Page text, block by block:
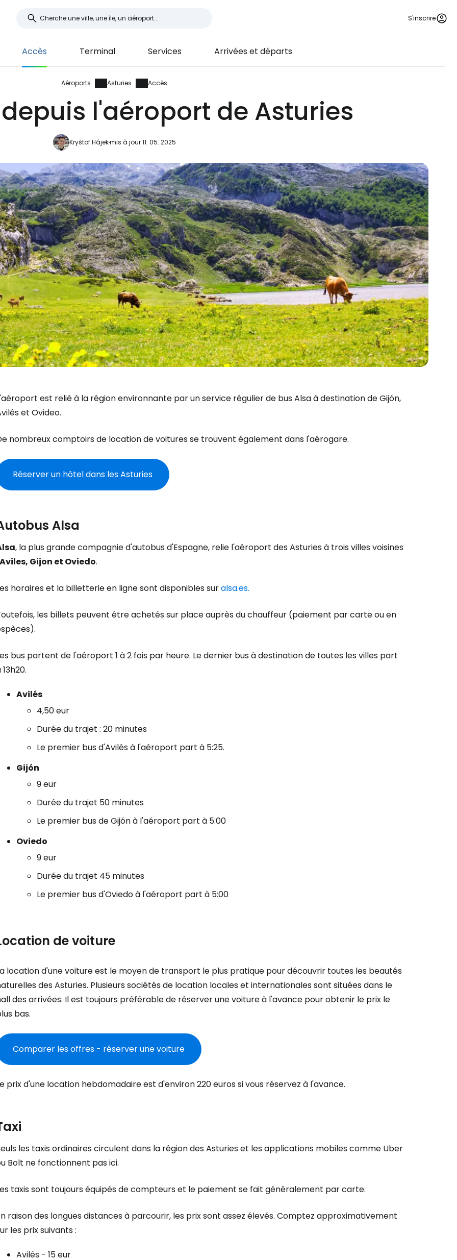
S'inscrire
Accès Terminal Services Arrivées et départs
Aéroports Asturies Accès
l'aéroport de Asturies
Kryštof Hájekmis à jour 11. 05. 2025
est relié à la région environnante par un service régulier de bus Alsa à destination de Gijón,
et Ovideo.
nombreux comptoirs de location de voitures se trouvent également dans l'aérogare.
Réserver un hôtel dans les Asturies
Alsa
, la plus grande compagnie d'autobus d'Espagne, relie l'aéroport des Asturies à trois villes voisines
Aviles, Gijon et Oviedo.
horaires et la billetterie en ligne sont disponibles suralsa.es.
les billets peuvent être achetés sur place auprès du chauffeur (paiement par carte ou en
bus partent de l'aéroport 1 à 2 fois par heure. Le dernier bus à destination de toutes les villes part
13h20.
Avilés
4,50 eur
Durée du trajet : 20 minutes
Le premier bus d'Avilés à l'aéroport part à 5:25.
Gijón
9 eur
Durée du trajet 50 minutes
Le premier bus de Gijón à l'aéroport part à 5:00
Oviedo
9 eur
Durée du trajet 45 minutes
Le premier bus d'Oviedo à l'aéroport part à 5:00
de voiture
location d'une voiture est le moyen de transport le plus pratique pour découvrir toutes les beautés
des Asturies. Plusieurs sociétés de location locales et internationales sont situées dans le
des arrivées. Il est toujours préférable de réserver une voiture à l'avance pour obtenir le prix le
bas.
Comparer les offres - réserver une voiture
prix d'une location hebdomadaire est d'environ 220 euros si vous réservez à l'avance.
les taxis ordinaires circulent dans la région des Asturies et les applications mobiles comme Uber
Bolt ne fonctionnent pas ici.
taxis sont toujours équipés de compteurs et le paiement se fait généralement par carte.
raison des longues distances à parcourir, les prix sont assez élevés. Comptez approximativement
les prix suivants :
Avilés - 15 eur
Se connecter à Cestee
Continuer avec Google